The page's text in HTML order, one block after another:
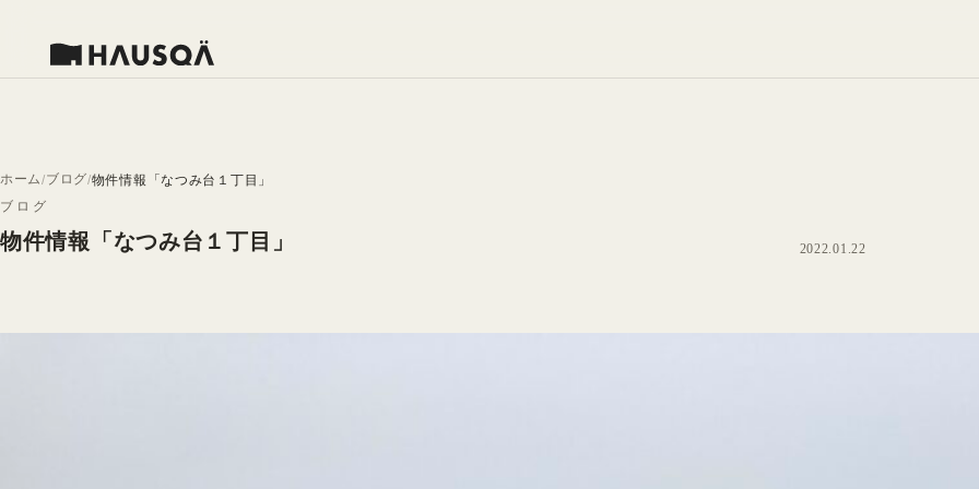
ホーム ブログ 物件情報「なつみ台１丁目」
ブログ
物件情報「なつみ台１丁目」 2022.01.22